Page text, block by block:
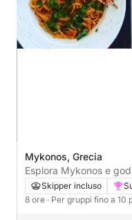
Mykonos, Grecia
Esplora Mykonos e
navigazione a bordo di
Skipper incluso
8 ore · Per gruppi fino a 10